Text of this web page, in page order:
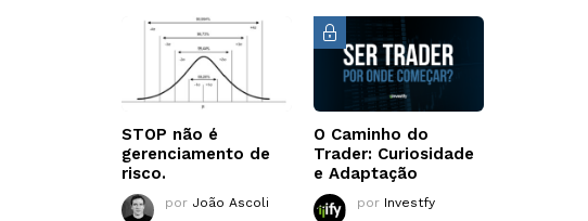
STOP não é
gerenciamento de
risco.
por João Ascoli
O Caminho do
Trader: Curiosidade
e Adaptação
por Investfy